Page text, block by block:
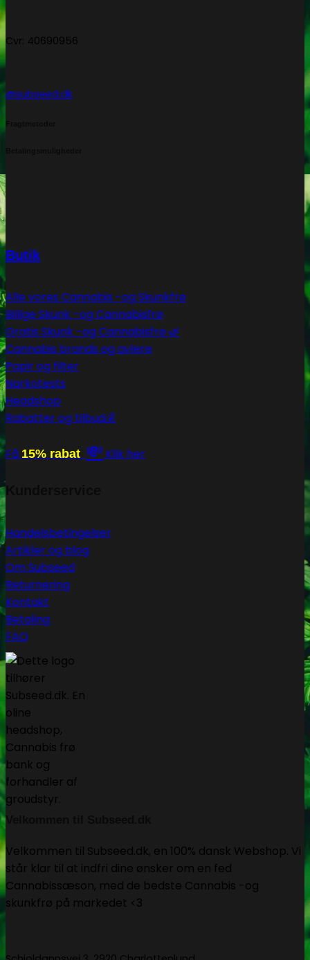
Cvr: 40690956
@subseed.dk
Butik
Alle vores Cannabis -og Skunkfrø
Billige Skunk -og Cannabisfrø
Gratis Skunk -og Cannabisfrø 🌿
Cannabis brands og avlere
Papir og filter
Narkotests
Headshop
Rabatter og tilbud💰
Få 15% rabat 💸 Klik her
Handelsbetingelser
Artikler og blog
Om Subseed
Returnering
Kontakt
Betaling
FAQ
Velkommen til Subseed.dk, en 100% dansk Webshop. Vi
står klar til at indfri dine ønsker om en fed
Cannabissæson, med de bedste Cannabis -og
skunkfrø på markedet <3